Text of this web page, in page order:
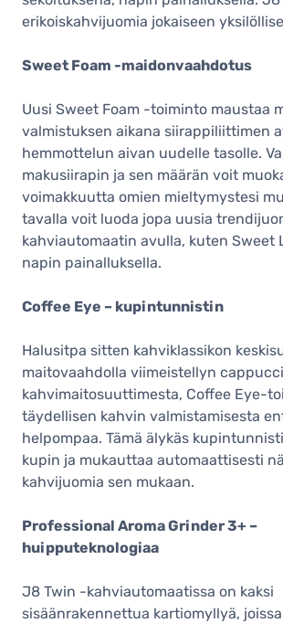
erikoiskahvijuomia jokaiseen
Sweet Foam -maidonvaahdotus
Uusi Sweet Foam -toiminto maustaa
valmistuksen aikana siirappiliittimen
hemmottelun aivan uudelle tasolle.
makusiirapin ja sen määrän voit
voimakkuutta omien mieltymystesi
tavalla voit luoda jopa uusia
kahviautomaatin avulla, kuten Sweet
napin painalluksella.
Coffee Eye – kupintunnistin
Halusitpa sitten kahviklassikon
maitovaahdolla viimeistellyn
kahvimaitosuuttimesta, Coffee Eye-
täydellisen kahvin valmistamisesta
helpompaa. Tämä älykäs
kupin ja mukauttaa automaattisesti
kahvijuomia sen mukaan.
Professional Aroma Grinder 3+ –
huipputeknologiaa
J8 Twin -kahviautomaatissa on kaksi
sisäänrakennettua kartiomyllyä,